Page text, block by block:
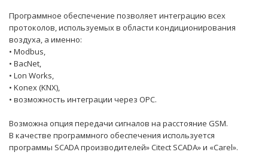
Программное обеспечение позволяет интеграцию всех
протоколов, используемых в области кондиционирования
воздуха, а именно:
• Modbus,
• BacNet,
• Lon Works,
• Konex (KNX),
• возможность интеграции через OPC.
Возможна опция передачи сигналов на расстояние GSM.
В качестве программного обеспечения используется
программы SCADA производителей» Citect SCADA» и «Carel».